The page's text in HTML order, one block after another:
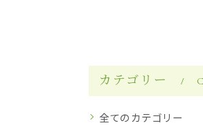
カテゴリー
全てのカテゴリー